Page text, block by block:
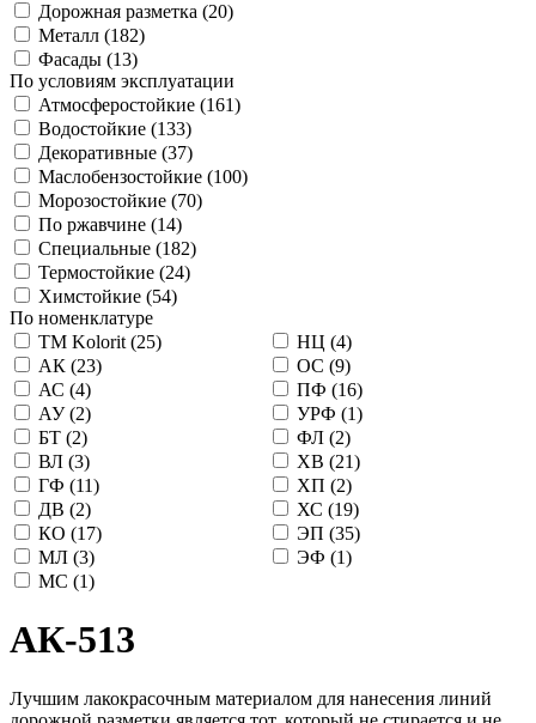
Дорожная разметка (20)
Металл (182)
Фасады (13)
По условиям эксплуатации
Атмосферостойкие (161)
Водостойкие (133)
Декоративные (37)
Маслобензостойкие (100)
Морозостойкие (70)
По ржавчине (14)
Специальные (182)
Термостойкие (24)
Химстойкие (54)
По номенклатуре
TM Kolorit (25)
АК (23)
АС (4)
АУ (2)
БТ (2)
ВЛ (3)
ГФ (11)
ДВ (2)
КО (17)
МЛ (3)
МС (1)
НЦ (4)
ОС (9)
ПФ (16)
УРФ (1)
ФЛ (2)
ХВ (21)
ХП (2)
ХС (19)
ЭП (35)
ЭФ (1)
АК-513
Лучшим лакокрасочным материалом для нанесения линий